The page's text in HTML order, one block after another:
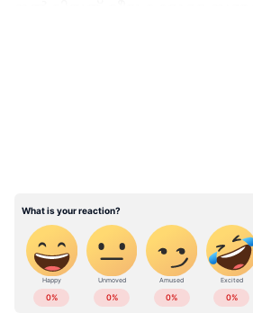
നിലപാട്. കേസെടുത്തതിന്
ജർമനിയിലേക്ക് പോയിരുന്നു.
ABOUT THE AUTHOR